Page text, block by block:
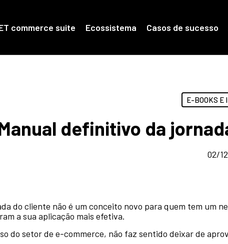
commerce suite Ecossistema Casos de sucesso
E-BOOKS E
definitivo da
02/
do cliente não é um conceito novo para quem tem um
a sua aplicação mais efetiva.
do setor de e-commerce, não faz sentido deixar de